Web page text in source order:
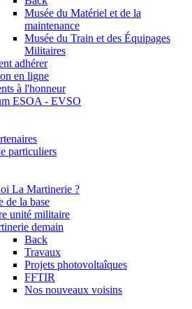
Musée du Matériel et de la
maintenance
Musée du Train et des Équipages
Militaires
adhérer
en ligne
à l'honneur
ESOA - EVSO
particuliers
La Martinerie ?
de la base
unité militaire
demain
Back
Travaux
Projets photovoltaîques
FFTIR
Nos nouveaux voisins